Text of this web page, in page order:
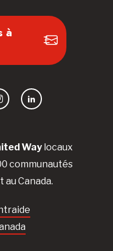
Waylocaux
communautés
au Canada.
à
LinkedIn